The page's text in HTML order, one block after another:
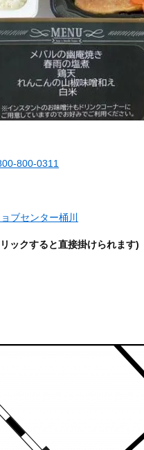
800-0311
ブセンター桶川
ックすると直接掛けられます)